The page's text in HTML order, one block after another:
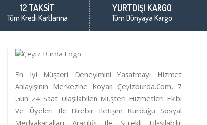
12 TAKSİT
Tüm Kredi Kartlarına
YURTDIŞI KARGO
Tüm Dünyaya Kargo
En Iyi Müşteri Deneyimini Yaşatmayı Hizmet
Anlayışının Merkezine Koyan Çeyizburda.com, 7
Gün 24 Saat Ulaşılabilen Müşteri Hizmetleri Ekibi
Ve Üyeleri Ile Birebir Iletişim Kurduğu Sosyal
Medyakanalları Aracılığı Ile Sürekli Ulaşılabilir